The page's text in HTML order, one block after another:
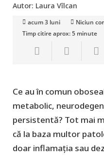
Autor: Laura Vîlcan
acum 3 luni
Niciun
Timp citire aprox: 5 minute
Ce au în comun
metabolic,
persistentă? Tot mai
că la baza multor
doar inflamația sau